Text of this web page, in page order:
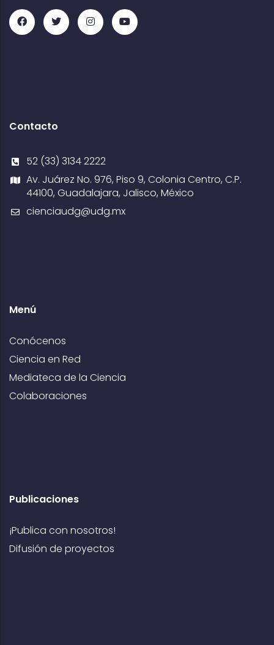
Contacto
52 (33) 3134 2222
Av. Juárez No. 976, Piso 9, Colonia Centro, C.P.
44100, Guadalajara, Jalisco, México
cienciaudg@udg.mx
Menú
Conócenos
Ciencia en Red
Mediateca de la Ciencia
Colaboraciones
Publicaciones
¡Publica con nosotros!
Difusión de proyectos